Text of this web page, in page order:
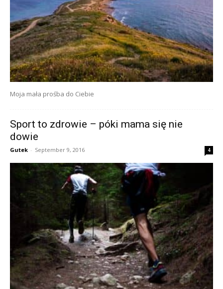
Moja mała prośba do Ciebie
Sport to zdrowie – póki mama się nie
dowie
Gutek - September 9, 2016 4